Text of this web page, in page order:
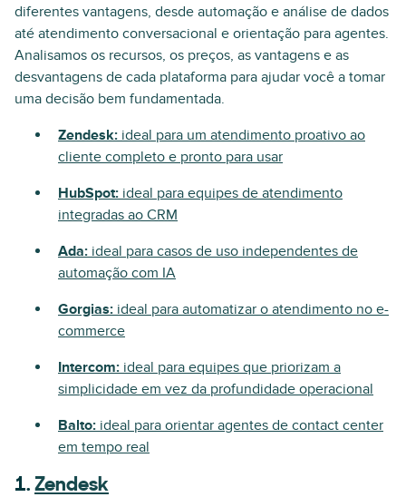
diferentes vantagens, desde automação e análise de dados
até atendimento conversacional e orientação para agentes.
Analisamos os recursos, os preços, as vantagens e as
desvantagens de cada plataforma para ajudar você a tomar
uma decisão bem fundamentada.
Zendesk: ideal para um atendimento proativo ao
cliente completo e pronto para usar
HubSpot: ideal para equipes de atendimento
integradas ao CRM
Ada: ideal para casos de uso independentes de
automação com IA
Gorgias: ideal para automatizar o atendimento no e-
commerce
Intercom: ideal para equipes que priorizam a
simplicidade em vez da profundidade operacional
Balto: ideal para orientar agentes de contact center
em tempo real
1. Zendesk